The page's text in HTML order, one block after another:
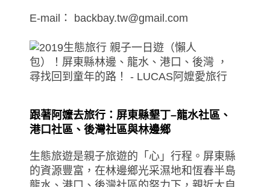
E-mail： backbay.tw@gmail.com
跟著阿嬤去旅行：屏東縣墾丁–龍水社區、
港口社區、後灣社區與林邊鄉
生態旅遊是親子旅遊的「心」行程。屏東縣
的資源豐富，在林邊鄉光采濕地和恆春半島